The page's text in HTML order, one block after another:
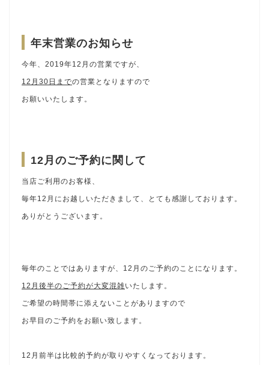
年末営業のお知らせ
今年、2019年12月の営業ですが、
12月30日までの営業となりますので
お願いいたします。
12月のご予約に関して
当店ご利用のお客様、
毎年12月にお越しいただきまして、とても感謝しております。
ありがとうございます。
毎年のことではありますが、12月のご予約のことになります。
12月後半のご予約が大変混雑いたします。
ご希望の時間帯に添えないことがありますので
お早目のご予約をお願い致します。
12月前半は比較的予約が取りやすくなっております。